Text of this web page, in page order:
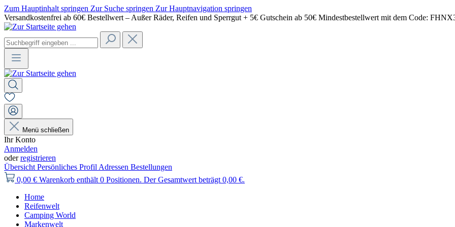
Zum Hauptinhalt springen Zur Suche springen Zur Hauptnavigation springen
Versandkostenfrei ab 60€ Bestellwert – Außer Räder, Reifen und Sperrgut + 5€ Gutschein ab 50€ Mindestbestellwert mit dem Code:
Menü schließen
Ihr Konto
Anmelden
oderregistrieren
Übersicht Persönliches Profil Adressen Bestellungen
0,00 € Warenkorb enthält 0 Positionen. Der Gesamtwert beträgt 0,00 €.
Home
Reifenwelt
Camping World
Markenwelt